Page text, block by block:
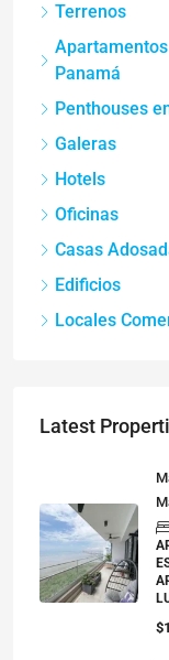
Terrenos
Panamá
Penthouses
Galeras
Hotels
Oficinas
Casas
Edificios
Locales
Latest